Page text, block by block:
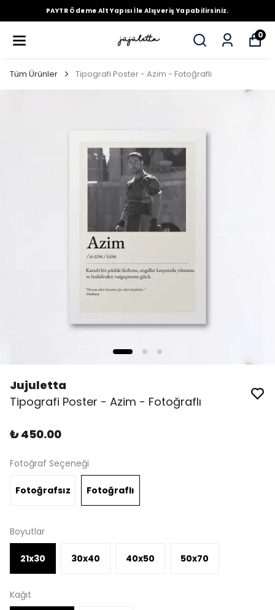
PAYTR Ödeme Alt Yapısı İle Alışveriş Yapabilirsiniz.
0
Tüm Ürünler Tipografi Poster - Azim - Fotoğraflı
Jujuletta
Tipografi Poster - Azim - Fotoğraflı
₺ 450.00
Fotoğraf Seçeneği
Fotoğrafsız Fotoğraflı
Boyutlar
21x30 30x40 40x50 50x70
Kağıt